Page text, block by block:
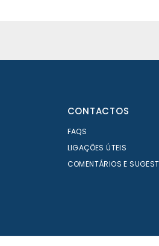
CONTACTOS
FAQS
LIGAÇÕES ÚTEIS
COMENTÁRIOS E